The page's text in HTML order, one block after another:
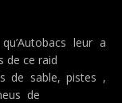
leur a
de ce raid
de sable, pistes ,
de